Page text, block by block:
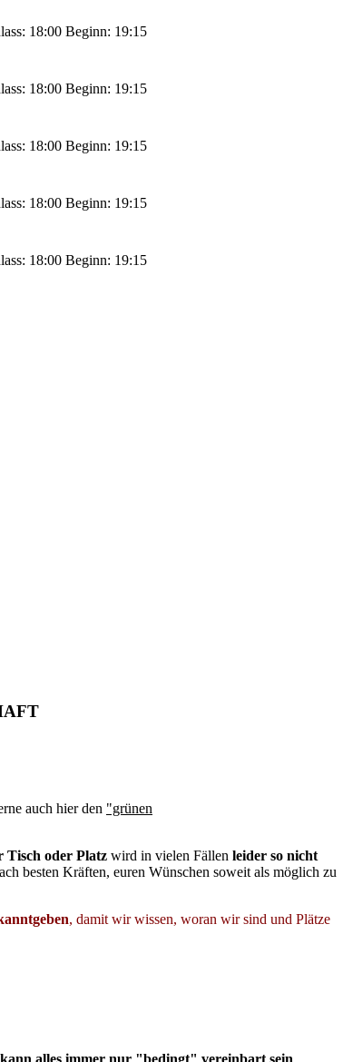
18:00 Beginn: 19:15
18:00 Beginn: 19:15
18:00 Beginn: 19:15
18:00 Beginn: 19:15
18:00 Beginn: 19:15
auch hier den "grünen
Tisch oder Platz wird in vielen Fällen leider so nicht
besten Kräften, euren Wünschen soweit als möglich zu
, damit wir wissen, woran wir sind und Plätze
alles immer nur "bedingt" vereinbart sein